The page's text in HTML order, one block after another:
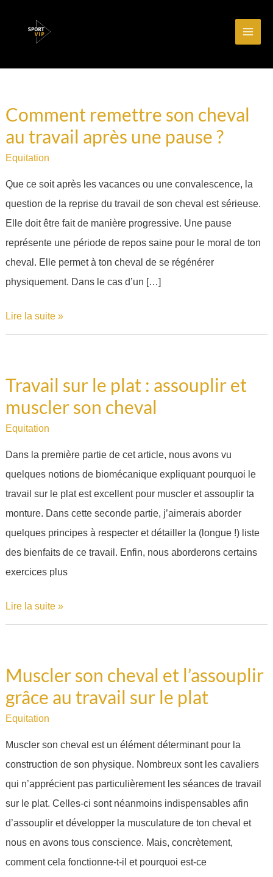
Comment remettre son cheval
au travail après une pause ?
Equitation
Que ce soit après les vacances ou une convalescence, la
question de la reprise du travail de son cheval est sérieuse.
Elle doit être fait de manière progressive. Une pause
représente une période de repos saine pour le moral de ton
cheval. Elle permet à ton cheval de se régénérer
physiquement. Dans le cas d’un […]
Comment
remettre
au
travail
après
une
pause
?
Lire la suite »
Travail sur le plat : assouplir et
muscler son cheval
Equitation
Dans la première partie de cet article, nous avons vu
quelques notions de biomécanique expliquant pourquoi le
travail sur le plat est excellent pour muscler et assouplir ta
monture. Dans cette seconde partie, j’aimerais aborder
quelques principes à respecter et détailler la (longue !) liste
des bienfaits de ce travail. Enfin, nous aborderons certains
exercices plus
Travail
sur
:
assouplir
et
muscler
son
cheval
Lire la suite »
Muscler son cheval et l’assouplir
grâce au travail sur le plat
Equitation
Muscler son cheval est un élément déterminant pour la
construction de son physique. Nombreux sont les cavaliers
qui n’apprécient pas particulièrement les séances de travail
sur le plat. Celles-ci sont néanmoins indispensables afin
d’assouplir et développer la musculature de ton cheval et
nous en avons tous conscience. Mais, concrètement,
comment cela fonctionne-t-il et pourquoi est-ce
Muscler
son
l’assouplir
grâce
au
travail
sur
le
plat
d’article